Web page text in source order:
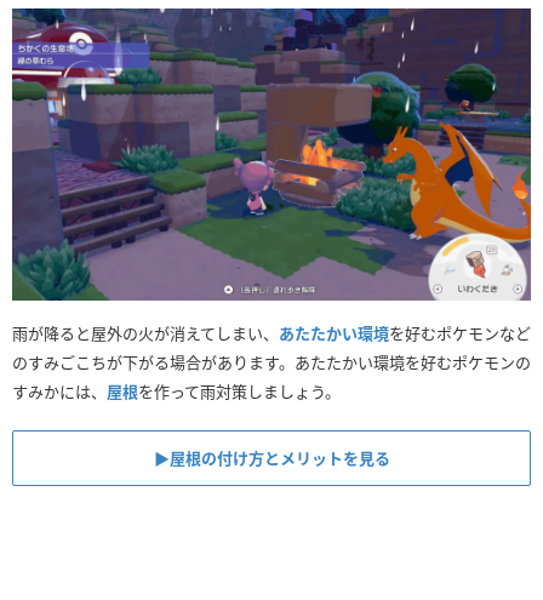
雨が降ると屋外の火が消えてしまい、 あたたかい環境を好むポケモンなど
のすみごこちが下がる場合があります。あたたかい環境を好むポケモンの
すみかには、 屋根を作って雨対策しましょう。
▶︎屋根の付け方とメリットを見る